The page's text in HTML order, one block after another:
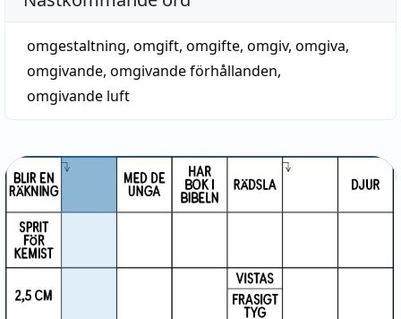
omgestaltning, omgift, omgifte, omgiv, omgiva,
omgivande, omgivande förhållanden,
omgivande luft